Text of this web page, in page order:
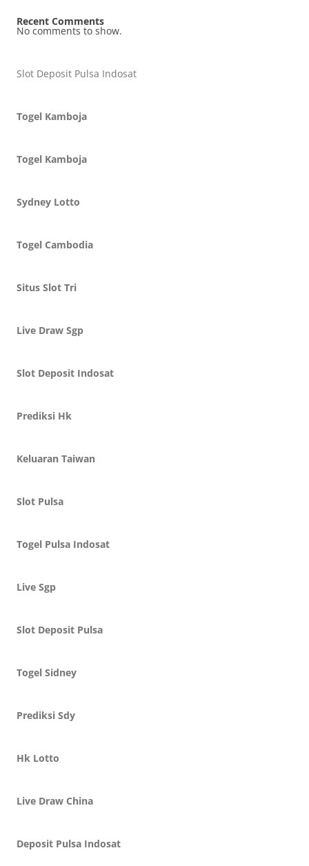
Recent Comments
No comments to show.
Slot Deposit Pulsa Indosat
Togel Kamboja
Togel Kamboja
Sydney Lotto
Togel Cambodia
Situs Slot Tri
Live Draw Sgp
Slot Deposit Indosat
Prediksi Hk
Keluaran Taiwan
Slot Pulsa
Togel Pulsa Indosat
Live Sgp
Slot Deposit Pulsa
Togel Sidney
Prediksi Sdy
Hk Lotto
Live Draw China
Deposit Pulsa Indosat